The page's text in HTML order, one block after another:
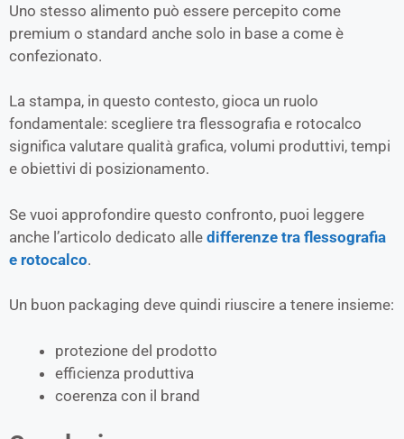
Uno stesso alimento può essere percepito come
premium o standard anche solo in base a come è
confezionato.
La stampa, in questo contesto, gioca un ruolo
fondamentale: scegliere tra flessografia e rotocalco
significa valutare qualità grafica, volumi produttivi, tempi
e obiettivi di posizionamento.
Se vuoi approfondire questo confronto, puoi leggere
anche l’articolo dedicato alle differenze tra flessografia
e rotocalco.
Un buon packaging deve quindi riuscire a tenere insieme:
protezione del prodotto
efficienza produttiva
coerenza con il brand